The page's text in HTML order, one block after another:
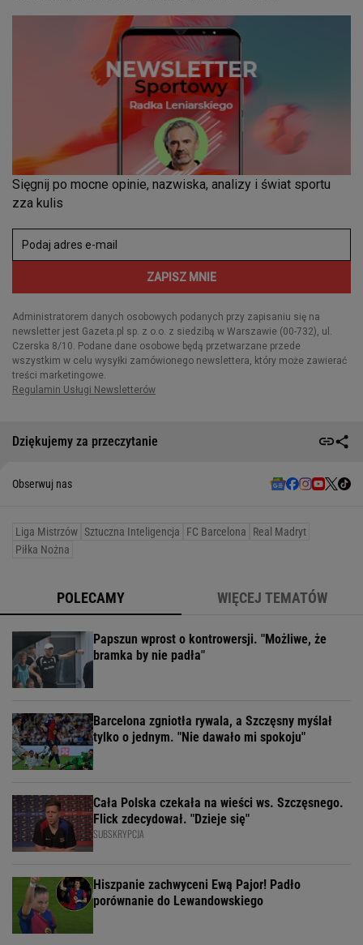
Dziękujemy za przeczytanie
Obserwuj nas
Liga Mistrzów Sztuczna Inteligencja FC Barcelona
Real Madryt
Piłka Nożna
POLECAMY WIĘCEJ TEMATÓW
Papszun wprost o kontrowersji. "Możliwe, że
bramka by nie padła"
Barcelona zgniotła rywala, a Szczęsny myślał
tylko o jednym. "Nie dawało mi spokoju"
Cała Polska czekała na wieści ws. Szczęsnego.
Flick zdecydował. "Dzieje się"
SUBSKRYPCJA
Hiszpanie zachwyceni Ewą Pajor! Padło
porównanie do Lewandowskiego